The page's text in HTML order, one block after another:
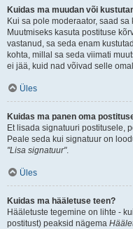
Kuidas ma muudan või
Kui sa pole moderaator, saad
Muutmiseks kasuta postituse
vastanud, sa seda enam
kohta, millal sa seda viimati
ei jää, kuid nad võivad selle
Üles
Kuidas ma panen oma
Et lisada signatuuri postitusele,
Peale seda kui signatuur on
"Lisa signatuur".
Üles
Kuidas ma hääletuse teen?
Hääletuste tegemine on lihte -
postitust) peaksid nägema